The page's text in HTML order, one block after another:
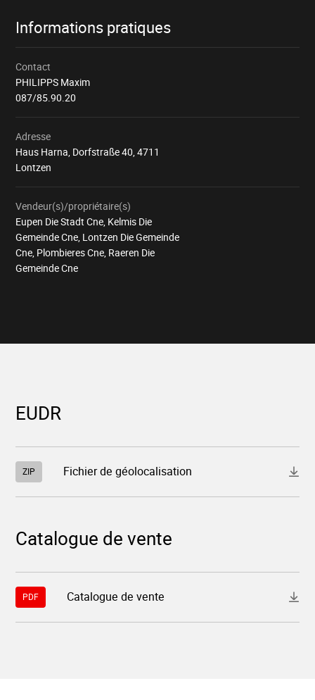
Informations pratiques
Contact
PHILIPPS Maxim
087/85.90.20
Adresse
Haus Harna, Dorfstraße 40, 4711
Lontzen
Vendeur(s)/propriétaire(s)
Eupen Die Stadt Cne, Kelmis Die
Gemeinde Cne, Lontzen Die Gemeinde
Cne, Plombieres Cne, Raeren Die
Gemeinde Cne
EUDR
Télécharger
le
"17384.zip"
ZIP Fichier de géolocalisation
Catalogue de vente
Télécharger
le
"sales/catalogs/9b376272-
PDF Catalogue de vente